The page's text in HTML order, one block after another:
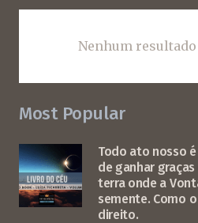
Nenhum
Most Popular
Todo ato nosso
de ganhar
terra onde a
semente. Como
direito.